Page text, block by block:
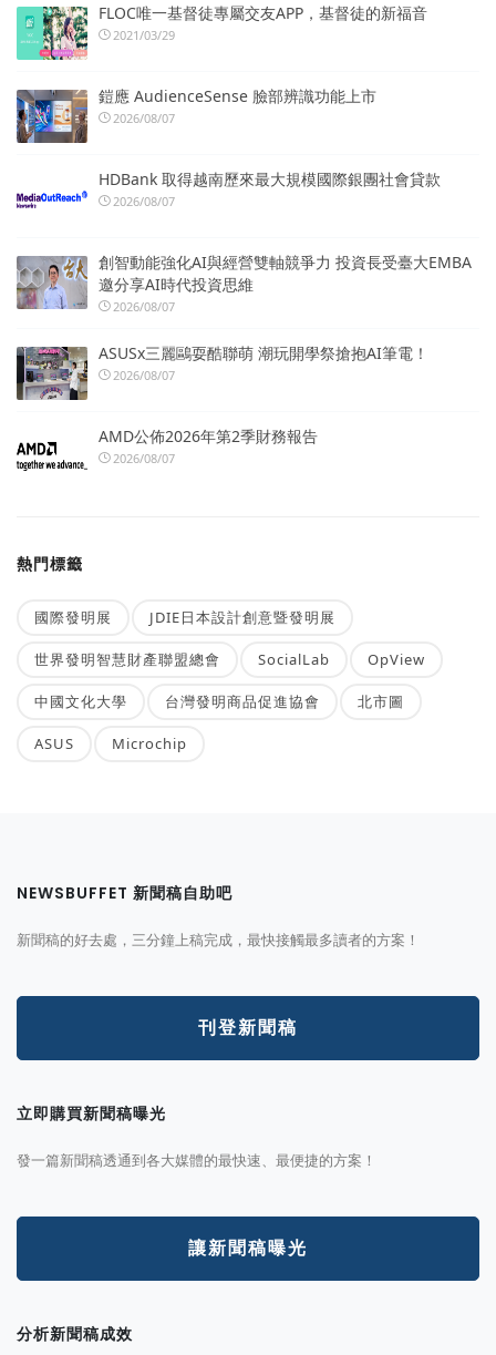
FLOC唯一基督徒專屬交友APP，基督徒的新福音
2021/03/29
鎧應 AudienceSense 臉部辨識功能上市
2026/08/07
HDBank 取得越南歷來最大規模國際銀團社會貸款
2026/08/07
創智動能強化AI與經營雙軸競爭力 投資長受臺大EMBA
邀分享AI時代投資思維
2026/08/07
ASUSx三麗鷗耍酷聯萌 潮玩開學祭搶抱AI筆電！
2026/08/07
AMD公佈2026年第2季財務報告
2026/08/07
熱門標籤
國際發明展 JDIE日本設計創意暨發明展
世界發明智慧財產聯盟總會 SocialLab OpView
中國文化大學 台灣發明商品促進協會 北市圖
ASUS Microchip
NEWSBUFFET 新聞稿自助吧
新聞稿的好去處，三分鐘上稿完成，最快接觸最多讀者的方案！
刊登新聞稿
立即購買新聞稿曝光
發一篇新聞稿透通到各大媒體的最快速、最便捷的方案！
讓新聞稿曝光
分析新聞稿成效